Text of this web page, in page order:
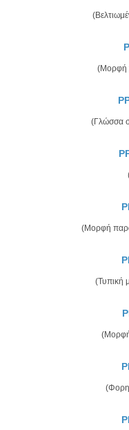
(Μορφή
(Γλώσσα
(Μορφή
(Τυπική